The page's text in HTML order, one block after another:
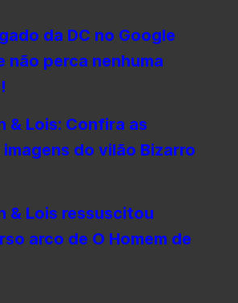
da DC no Google
não perca nenhuma
& Lois: Confira as
do vilão Bizarro
& Lois ressuscitou
arco de O Homem de